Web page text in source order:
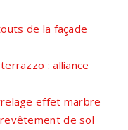
de la façade
: alliance
effet marbre
de sol